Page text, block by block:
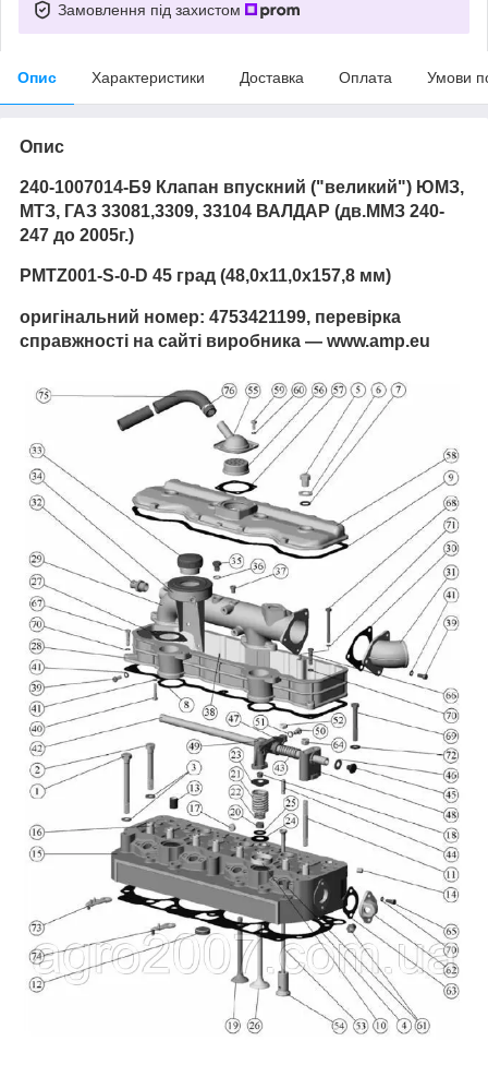
Замовлення під захистом
Опис Характеристики Доставка Оплата Умови
Опис
240-1007014-Б9 Клапан впускний ("великий") ЮМЗ,
МТЗ, ГАЗ 33081,3309, 33104 ВАЛДАР (дв.ММЗ 240-
247 до 2005г.)
PMTZ001-S-0-D 45 град (48,0x11,0x157,8 мм)
оригінальний номер: 4753421199, перевірка
справжності на сайті виробника — www.amp.eu